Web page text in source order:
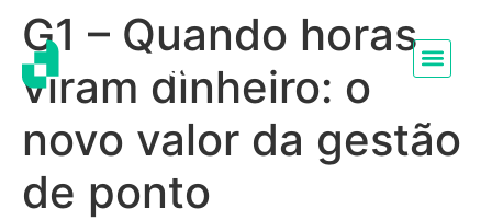
G1 – Quando horas
viram dinheiro: o
novo valor da gestão
de ponto